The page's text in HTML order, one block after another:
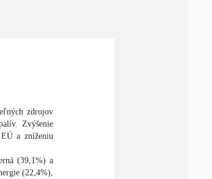
zdrojov
Zvýšenie
a zníženiu
(39,1%) a
(22,4%),